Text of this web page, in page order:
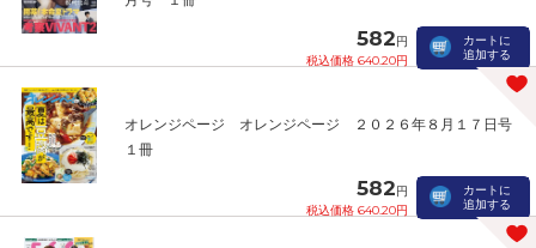
582円
税込価格 640.20円
カートに
追加する
オレンジページ オレンジページ ２０２６年８月１７日号
１冊
582円
税込価格 640.20円
カートに
追加する